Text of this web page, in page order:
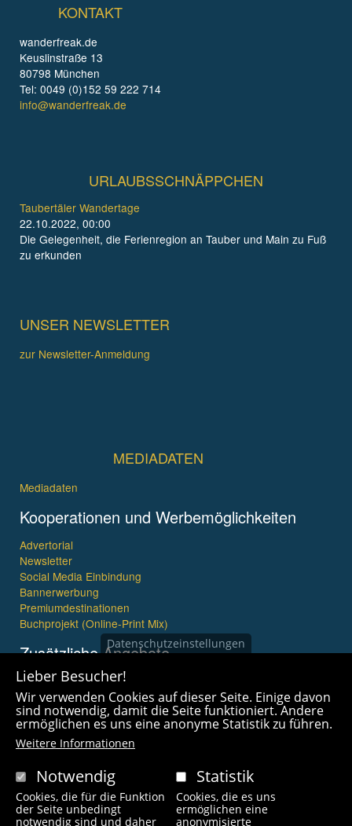
KONTAKT
wanderfreak.de
Keuslinstraße 13
80798 München
Tel: 0049 (0)152 59 222 714
info@wanderfreak.de
URLAUBSSCHNÄPPCHEN
Taubertäler Wandertage
22.10.2022, 00:00
Die Gelegenheit, die Ferienregion an Tauber und Main zu Fuß
zu erkunden
UNSER NEWSLETTER
zur Newsletter-Anmeldung
MEDIADATEN
Mediadaten
Kooperationen und Werbemöglichkeiten
Advertorial
Newsletter
Social Media Einbindung
Bannerwerbung
Premiumdestinationen
Buchprojekt (Online-Print Mix)
Zusätzliche Angebote
Imagefilme und mehr
360° x 360° Fotografie
Copyright © 2021 wanderfreak.de. Alle Rechte vorbehalten.
Datenschutzeinstellungen
Lieber Besucher!
Wir verwenden Cookies auf dieser Seite. Einige davon
sind notwendig, damit die Seite funktioniert. Andere
ermöglichen es uns eine anonyme Statistik zu führen.
Weitere Informationen
Notwendig
Cookies, die für die Funktion
der Seite unbedingt
notwendig sind und daher
Statistik
Cookies, die es uns
ermöglichen eine
anonymisierte